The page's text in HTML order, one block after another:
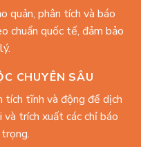
quản, phân tích và báo
chuẩn quốc tế, đảm bảo
CHUYÊN SÂU
tích tĩnh và động để dịch
và trích xuất các chỉ báo